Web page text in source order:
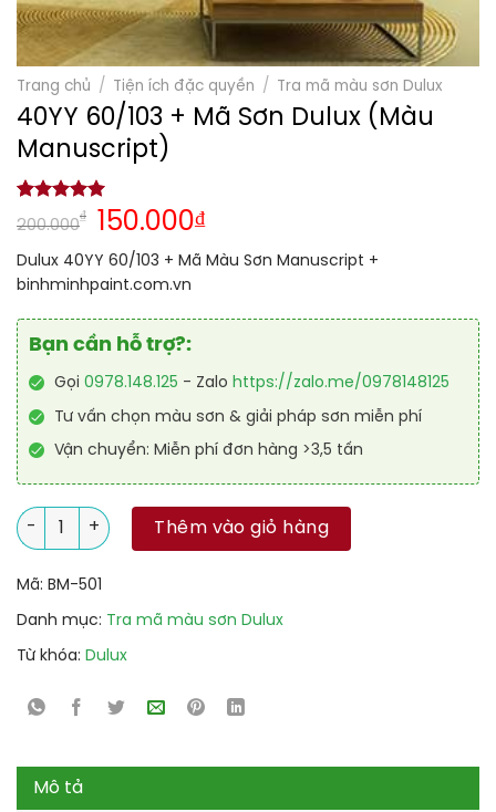
Trang chủ / Tiện ích đặc quyền / Tra mã màu sơn Dulux
40YY 60/103 + Mã Sơn Dulux (Màu
Manuscript)
5.00 trên 5
dựa trên
1
đánh giá
200.000
₫ 150.000₫
Dulux 40YY 60/103 + Mã Màu Sơn Manuscript +
binhminhpaint.com.vn
Bạn cần hỗ trợ?:
Gọi 0978.148.125 - Zalo https://zalo.me/0978148125
Tư vấn chọn màu sơn & giải pháp sơn miễn phí
Vận chuyển: Miễn phí đơn hàng >3,5 tấn
40YY 60/103 + Mã Sơn Dulux (Màu Manuscript) số lượng
Thêm vào giỏ hàng
Mã: BM-501
Danh mục: Tra mã màu sơn Dulux
Từ khóa: Dulux
Mô tả